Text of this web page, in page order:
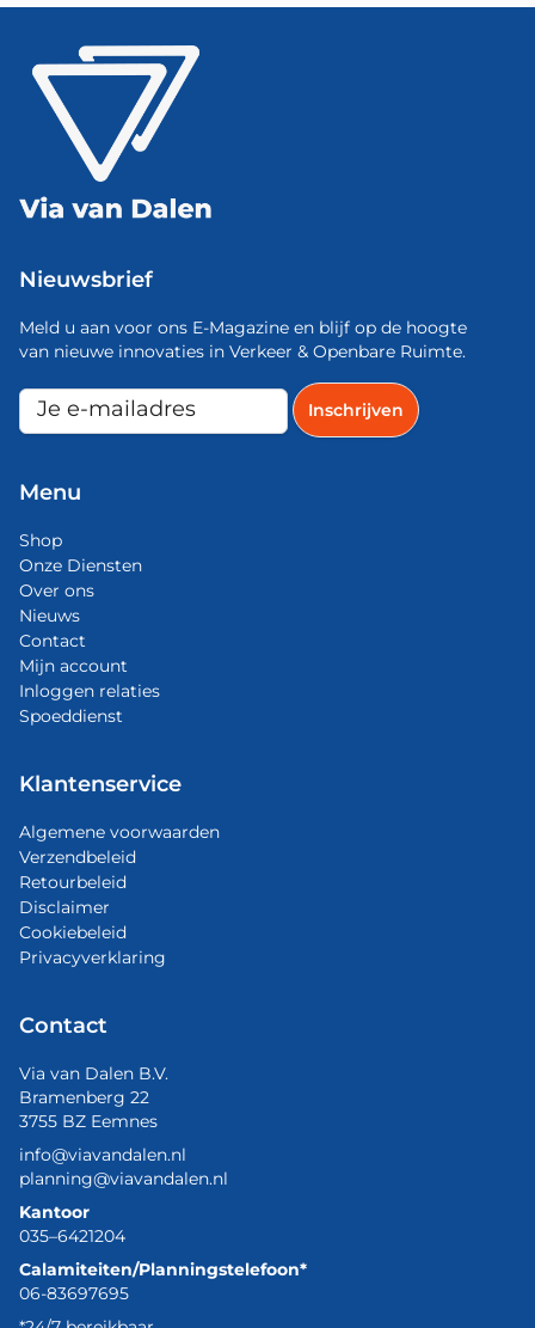
Nieuwsbrief
Meld u aan voor ons E-Magazine en blijf op de hoogte
van nieuwe innovaties in Verkeer & Openbare Ruimte.
Menu
Shop
Onze Diensten
Over ons
Nieuws
Contact
Mijn account
Inloggen relaties
Spoeddienst
Klantenservice
Algemene voorwaarden
Verzendbeleid
Retourbeleid
Disclaimer
Cookiebeleid
Privacyverklaring
Contact
Via van Dalen B.V.
Bramenberg 22
3755 BZ Eemnes
info@viavandalen.nl
planning@viavandalen.nl
Kantoor
035–6421204
Calamiteiten/Planningstelefoon*
06-83697695